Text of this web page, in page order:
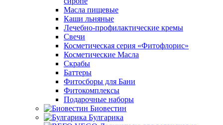
Масла пищевые
Каши льняные
Лечебно-профилактические кремы
Свечи
Косметическая серия «Фитофлорис»
Косметические Масла
Скрабы
Баттеры
Фитосборы для Бани
Фитокомплексы
Подарочные наборы
Биовестин
Булгарика